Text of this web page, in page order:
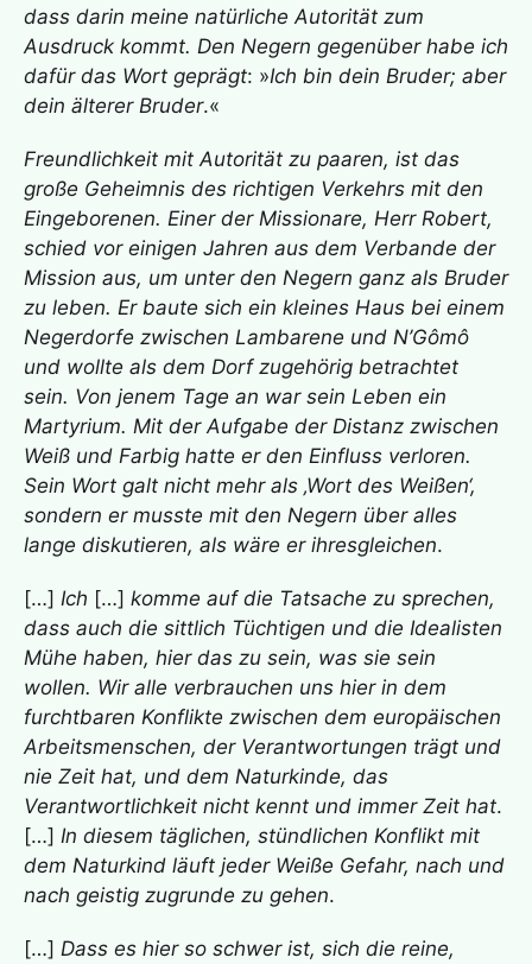
dass darin meine natürliche Autorität zum
Ausdruck kommt. Den Negern gegenüber habe ich
dafür das Wort geprägt: »Ich bin dein Bruder; aber
dein älterer Bruder.«
Freundlichkeit mit Autorität zu paaren, ist das
große Geheimnis des richtigen Verkehrs mit den
Eingeborenen. Einer der Missionare, Herr Robert,
schied vor einigen Jahren aus dem Verbande der
Mission aus, um unter den Negern ganz als Bruder
zu leben. Er baute sich ein kleines Haus bei einem
Negerdorfe zwischen Lambarene und N’Gômô
und wollte als dem Dorf zugehörig betrachtet
sein. Von jenem Tage an war sein Leben ein
Martyrium. Mit der Aufgabe der Distanz zwischen
Weiß und Farbig hatte er den Einfluss verloren.
Sein Wort galt nicht mehr als ‚Wort des Weißen‘,
sondern er musste mit den Negern über alles
lange diskutieren, als wäre er ihresgleichen.
[…] Ich […] komme auf die Tatsache zu sprechen,
dass auch die sittlich Tüchtigen und die Idealisten
Mühe haben, hier das zu sein, was sie sein
wollen. Wir alle verbrauchen uns hier in dem
furchtbaren Konflikte zwischen dem europäischen
Arbeitsmenschen, der Verantwortungen trägt und
nie Zeit hat, und dem Naturkinde, das
Verantwortlichkeit nicht kennt und immer Zeit hat.
[…] In diesem täglichen, stündlichen Konflikt mit
dem Naturkind läuft jeder Weiße Gefahr, nach und
nach geistig zugrunde zu gehen.
[…] Dass es hier so schwer ist, sich die reine,